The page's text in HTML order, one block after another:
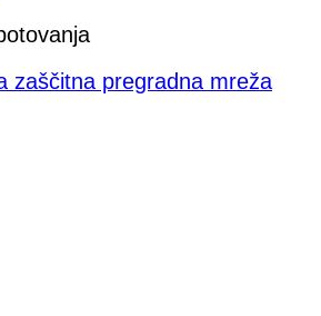
zaščitna pregradna mreža